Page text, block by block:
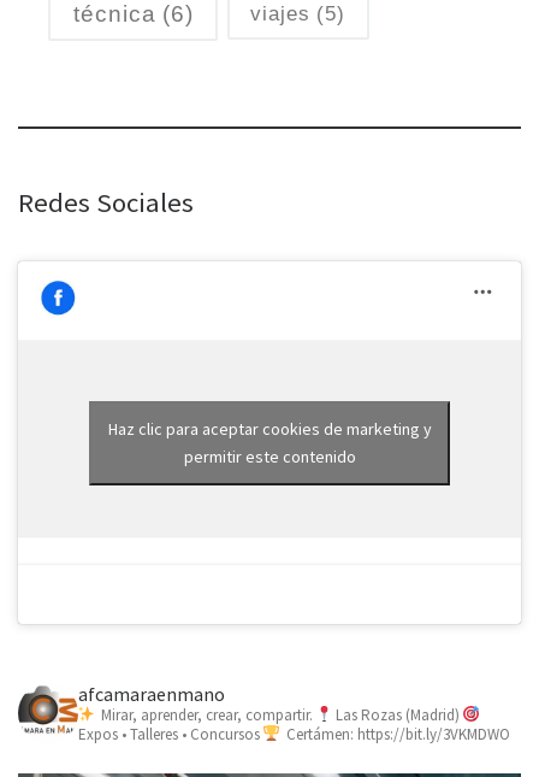
técnica (6) viajes (5)
Redes Sociales
Haz clic para aceptar cookies de marketing y
permitir este contenido
afcamaraenmano
Mirar, aprender, crear, compartir.
Las Rozas (Madrid)
Expos • Talleres • Concursos
Certámen: https://bit.ly/3VKMDWO